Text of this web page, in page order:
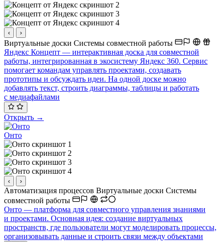
‹ ›
Виртуальные доски Системы совместной работы
Яндекс Концепт — интерактивная доска для совместной
работы, интегрированная в экосистему Яндекс 360. Сервис
помогает командам управлять проектами, создавать
прототипы и обсуждать идеи. На одной доске можно
добавлять текст, строить диаграммы, таблицы и работать
с медиафайлами
Открыть →
Онто
‹ ›
Автоматизация процессов Виртуальные доски Системы
совместной работы
Онто — платформа для совместного управления знаниями
и проектами. Основная идея: создание виртуальных
пространств, где пользователи могут моделировать процессы,
организовывать данные и строить связи между объектами